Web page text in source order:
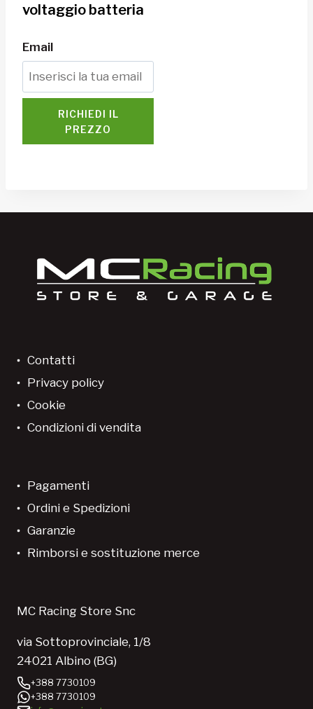
voltaggio batteria
Email
RICHIEDI IL
PREZZO
Contatti
Privacy policy
Cookie
Condizioni di vendita
Pagamenti
Ordini e Spedizioni
Garanzie
Rimborsi e sostituzione merce
MC Racing Store Snc
via Sottoprovinciale, 1/8
24021 Albino (BG)
+388 7730109
+388 7730109